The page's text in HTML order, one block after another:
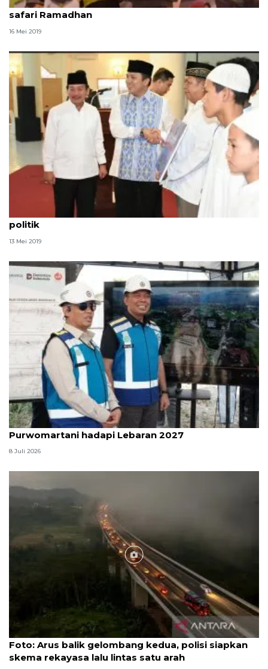
safari Ramadhan
16 Mei 2019
Gubernur ajak masyarakat Lampung kurangi tensi
politik
13 Mei 2019
Kemenhub perkuat jalan Tol Prambanan-
Purwomartani hadapi Lebaran 2027
8 Juli 2026
Foto
Foto: Arus balik gelombang kedua, polisi siapkan
skema rekayasa lalu lintas satu arah